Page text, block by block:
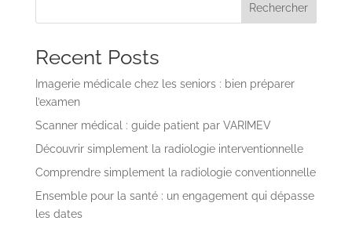
Rechercher
Recent Posts
Imagerie médicale chez les seniors : bien préparer
l’examen
Scanner médical : guide patient par VARIMEV
Découvrir simplement la radiologie interventionnelle
Comprendre simplement la radiologie conventionnelle
Ensemble pour la santé : un engagement qui dépasse
les dates